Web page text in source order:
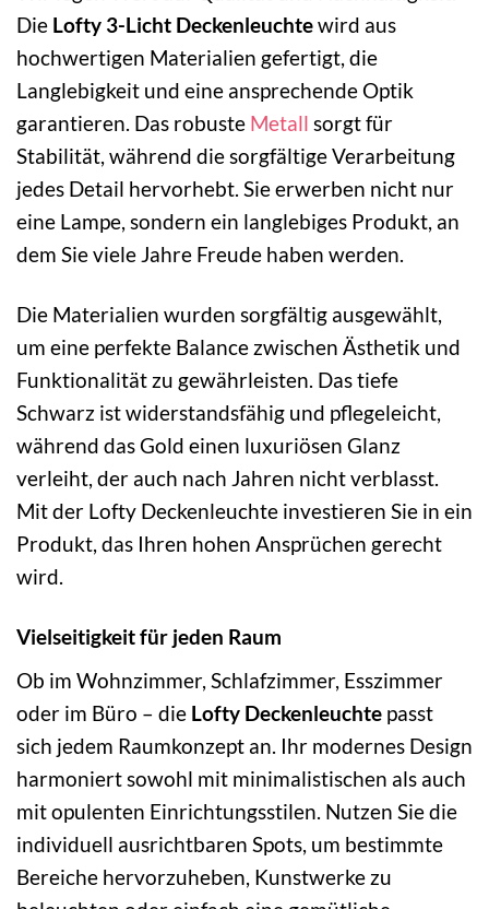
Die Lofty 3-Licht Deckenleuchtewird aus
hochwertigen Materialien gefertigt, die
Langlebigkeit und eine ansprechende Optik
garantieren. Das robuste Metall sorgt für
Stabilität, während die sorgfältige Verarbeitung
jedes Detail hervorhebt. Sie erwerben nicht nur
eine Lampe, sondern ein langlebiges Produkt, an
dem Sie viele Jahre Freude haben werden.
Die Materialien wurden sorgfältig ausgewählt,
um eine perfekte Balance zwischen Ästhetik und
Funktionalität zu gewährleisten. Das tiefe
Schwarz ist widerstandsfähig und pflegeleicht,
während das Gold einen luxuriösen Glanz
verleiht, der auch nach Jahren nicht verblasst.
Mit der Lofty Deckenleuchte investieren Sie in ein
Produkt, das Ihren hohen Ansprüchen gerecht
wird.
Vielseitigkeit für jeden Raum
Ob im Wohnzimmer, Schlafzimmer, Esszimmer
oder im Büro – die Lofty Deckenleuchte passt
sich jedem Raumkonzept an. Ihr modernes Design
harmoniert sowohl mit minimalistischen als auch
mit opulenten Einrichtungsstilen. Nutzen Sie die
individuell ausrichtbaren Spots, um bestimmte
Bereiche hervorzuheben, Kunstwerke zu